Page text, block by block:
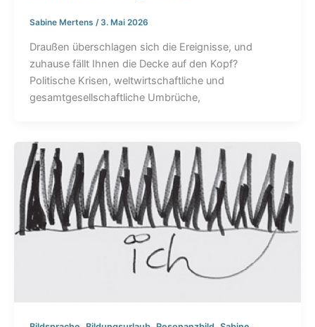
Sabine Mertens / 3. Mai 2026
Draußen überschlagen sich die Ereignisse, und
zuhause fällt Ihnen die Decke auf den Kopf?
Politische Krisen, weltwirtschaftliche und
gesamtgesellschaftliche Umbrüche,